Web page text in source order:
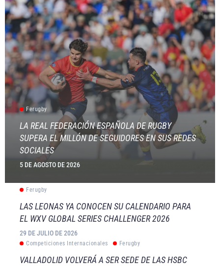
Ferugby
LA REAL FEDERACIÓN ESPAÑOLA DE RUGBY
SUPERA EL MILLÓN DE SEGUIDORES EN SUS REDES
SOCIALES
5 DE AGOSTO DE 2026
Ferugby
LAS LEONAS YA CONOCEN SU CALENDARIO PARA
EL WXV GLOBAL SERIES CHALLENGER 2026
29 DE JULIO DE 2026
Competiciones Internacionales Ferugby
VALLADOLID VOLVERÁ A SER SEDE DE LAS HSBC